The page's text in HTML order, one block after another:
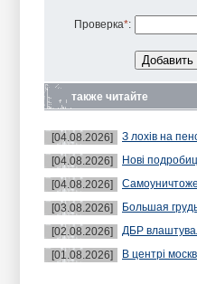
Проверка*:
также читайте
[04.08.2026]
З лохів на
[04.08.2026]
Нові
[04.08.2026]
[03.08.2026]
Большая
[02.08.2026]
ДБР
[01.08.2026]
В центрі